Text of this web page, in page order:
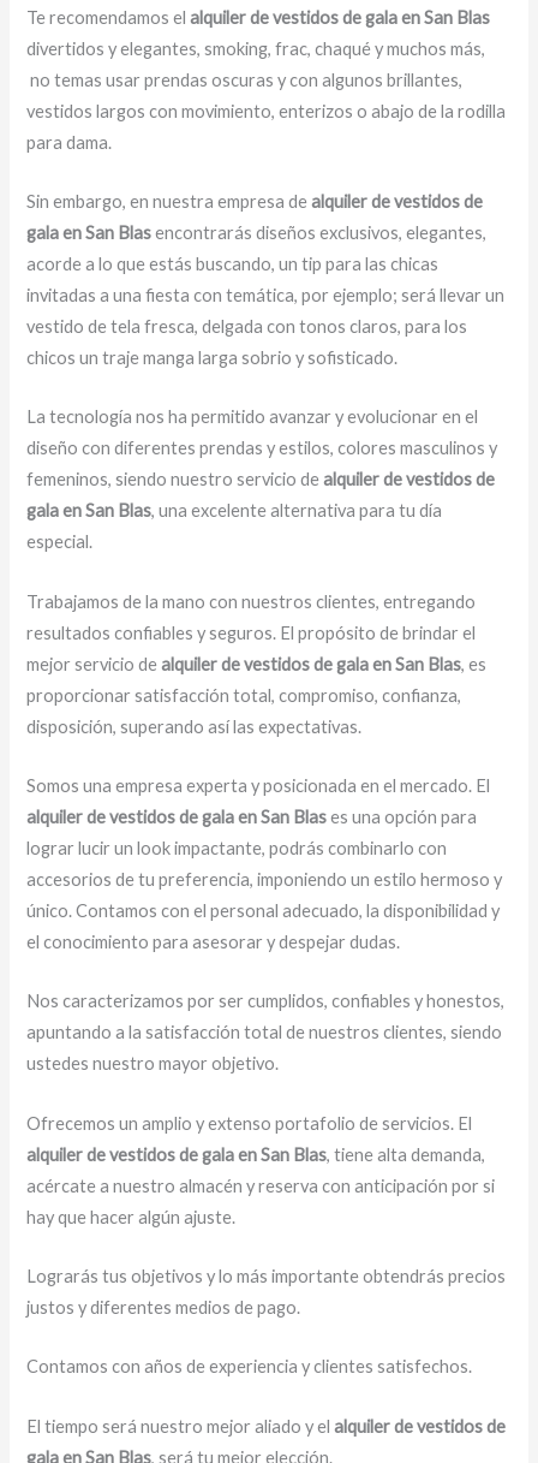
Te recomendamos elalquiler de vestidos de gala en San Blas
divertidos y elegantes, smoking, frac, chaqué y muchos más,
no temas usar prendas oscuras y con algunos brillantes,
vestidos largos con movimiento, enterizos o abajo de la rodilla
para dama.
Sin embargo, en nuestra empresa dealquiler de vestidos de
gala en San Blasencontrarás diseños exclusivos, elegantes,
acorde a lo que estás buscando, un tip para las chicas
invitadas a una fiesta con temática, por ejemplo; será llevar un
vestido de tela fresca, delgada con tonos claros, para los
chicos un traje manga larga sobrio y sofisticado.
La tecnología nos ha permitido avanzar y evolucionar en el
diseño con diferentes prendas y estilos, colores masculinos y
femeninos, siendo nuestro servicio dealquiler de vestidos de
gala en San Blas, una excelente alternativa para tu día
especial.
Trabajamos de la mano con nuestros clientes, entregando
resultados confiables y seguros. El propósito de brindar el
mejor servicio dealquiler de vestidos de gala en San Blas, es
proporcionar satisfacción total, compromiso, confianza,
disposición, superando así las expectativas.
Somos una empresa experta y posicionada en el mercado. El
alquiler de vestidos de gala en San Blases una opción para
lograr lucir un look impactante, podrás combinarlo con
accesorios de tu preferencia, imponiendo un estilo hermoso y
único. Contamos con el personal adecuado, la disponibilidad y
el conocimiento para asesorar y despejar dudas.
Nos caracterizamos por ser cumplidos, confiables y honestos,
apuntando a la satisfacción total de nuestros clientes, siendo
ustedes nuestro mayor objetivo.
Ofrecemos un amplio y extenso portafolio de servicios. El
alquiler de vestidos de gala en San Blas, tiene alta demanda,
acércate a nuestro almacén y reserva con anticipación por si
hay que hacer algún ajuste.
Lograrás tus objetivos y lo más importante obtendrás precios
justos y diferentes medios de pago.
Contamos con años de experiencia y clientes satisfechos.
El tiempo será nuestro mejor aliado y elalquiler de vestidos de
gala en San Blas, será tu mejor elección.